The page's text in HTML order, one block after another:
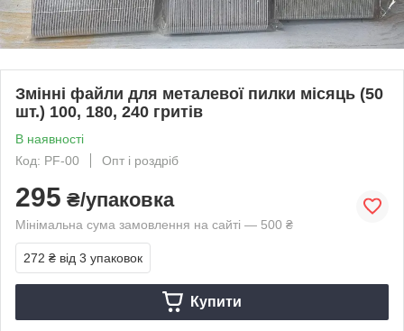
Змінні файли для металевої пилки місяць (50
шт.) 100, 180, 240 гритів
В наявності
Код: PF-00
Опт і роздріб
295 ₴/упаковка
Мінімальна сума замовлення на сайті — 500 ₴
272 ₴ від 3 упаковок
Купити